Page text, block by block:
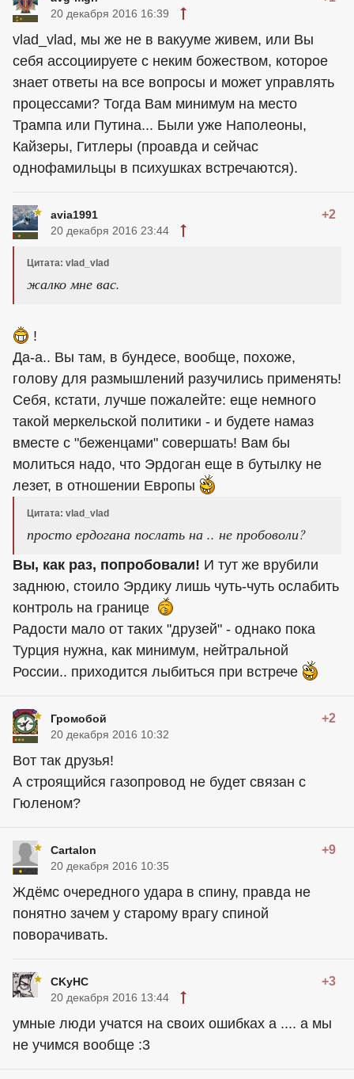
20 декабря 2016 16:39
vlad_vlad, мы же не в вакууме живем, или Вы
себя ассоциируете с неким божеством, которое
знает ответы на все вопросы и может управлять
процессами? Тогда Вам минимум на место
Трампа или Путина... Были уже Наполеоны,
Кайзеры, Гитлеры (проавда и сейчас
однофамильцы в психушках встречаются).
avia1991 +2
20 декабря 2016 23:44
Цитата: vlad_vlad
жалко мне вас.
!
Да-а.. Вы там, в бундесе, вообще, похоже,
голову для размышлений разучились применять!
Себя, кстати, лучше пожалейте: еще немного
такой меркельской политики - и будете намаз
вместе с "беженцами" совершать! Вам бы
молиться надо, что Эрдоган еще в бутылку не
лезет, в отношении Европы
Цитата: vlad_vlad
просто ердогана послать на .. не пробоволи?
Вы, как раз, попробовали! И тут же врубили
заднюю, стоило Эрдику лишь чуть-чуть ослабить
контроль на границе
Радости мало от таких "друзей" - однако пока
Турция нужна, как минимум, нейтральной
России.. приходится лыбиться при встрече
Громобой +2
20 декабря 2016 10:32
Вот так друзья!
А строящийся газопровод не будет связан с
Гюленом?
Cartalon +9
20 декабря 2016 10:35
Ждёмс очередного удара в спину, правда не
понятно зачем у старому врагу спиной
поворачивать.
CKyHC +3
20 декабря 2016 13:44
умные люди учатся на своих ошибках а .... а мы
не учимся вообще :3